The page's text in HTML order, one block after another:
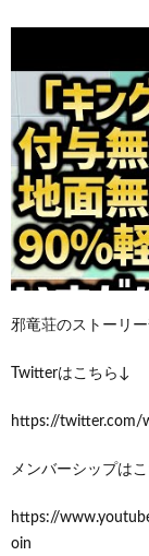
邪竜荘のストーリ
Twitterはこちら↓
https://twitter.com/
メンバーシップは
https://
oin